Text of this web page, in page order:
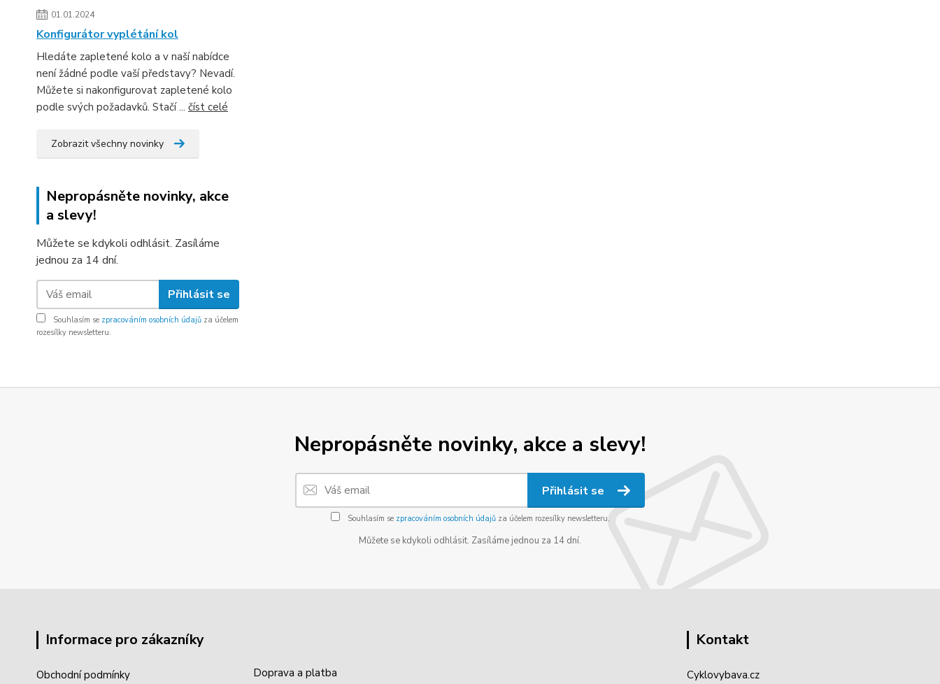
01.01.2024
Konfigurátor vyplétání kol
Hledáte zapletené kolo a v naší nabídce
není žádné podle vaší představy? Nevadí.
Můžete si nakonfigurovat zapletené kolo
podle svých požadavků. Stačí ... číst celé
Zobrazit všechny novinky
Nepropásněte novinky, akce
a slevy!
Můžete se kdykoli odhlásit. Zasíláme
jednou za 14 dní.
Přihlásit se
Souhlasím se zpracováním osobních údajů za účelem
rozesílky newsletteru.
Nepropásněte novinky, akce a slevy!
Přihlásit se
Souhlasím se zpracováním osobních údajůza účelem rozesílky newsletteru.
Můžete se kdykoli odhlásit. Zasíláme jednou za 14 dní.
Informace pro zákazníky
Obchodní podmínky
Doprava a platba
Kontakt
Cyklovybava.cz